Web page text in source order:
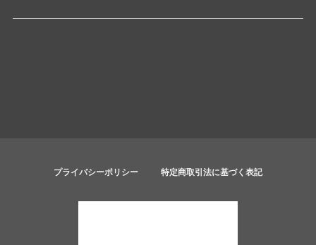
プライバシーポリシー 特定商取引法に基づく表記